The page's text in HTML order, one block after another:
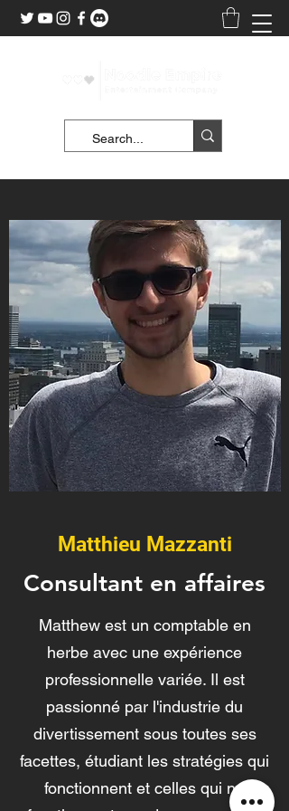
Matthieu Mazzanti
Consultant en affaires
Matthew est un comptable en
herbe avec une expérience
professionnelle variée. Il est
passionné par l'industrie du
divertissement sous toutes ses
facettes, étudiant les stratégies qui
fonctionnent et celles qui ne